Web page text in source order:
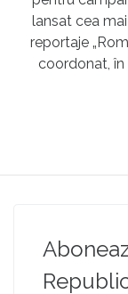
lansat cea
reportaje
coordonat,